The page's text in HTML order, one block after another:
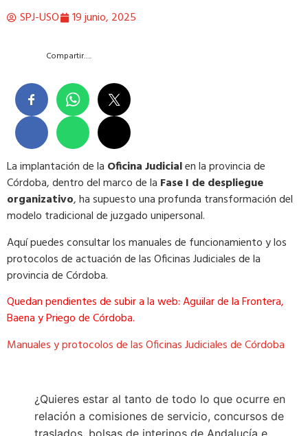
SPJ-USO 19 junio, 2025
Compartir….
La implantación de la Oficina Judicialen la provincia de
Córdoba, dentro del marco de la Fase I de despliegue
organizativo, ha supuesto una profunda transformación del
modelo tradicional de juzgado unipersonal.
Aquí puedes consultar los manuales de funcionamiento y los
protocolos de actuación de las Oficinas Judiciales de la
provincia de Córdoba.
Quedan pendientes de subir a la web: Aguilar de la Frontera,
Baena y Priego de Córdoba.
Manuales y protocolos de las Oficinas Judiciales de Córdoba
¿Quieres estar al tanto de todo lo que ocurre en
relación a comisiones de servicio, concursos de
traslados, bolsas de interinos de Andalucía e